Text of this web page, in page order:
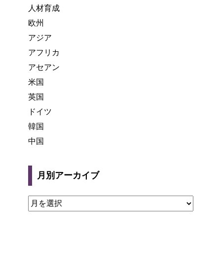
人材育成
欧州
アジア
アフリカ
アセアン
米国
英国
ドイツ
韓国
中国
月別アーカイブ